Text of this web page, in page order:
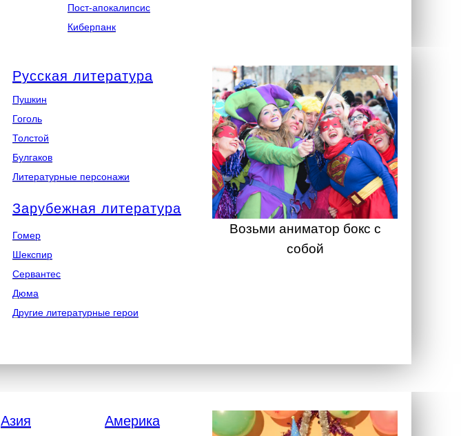
Пост-апокалипсис
Киберпанк
Русская литература
Пушкин
Гоголь
Толстой
Булгаков
Литературные персонажи
Зарубежная литература
Гомер
Шекспир
Сервантес
Дюма
Другие литературные герои
Возьми аниматор бокс с
собой
Америка
Азия